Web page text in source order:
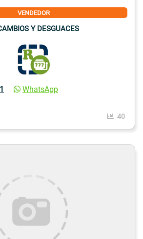
VENDEDOR
Y DESGUACES
WhatsApp
40